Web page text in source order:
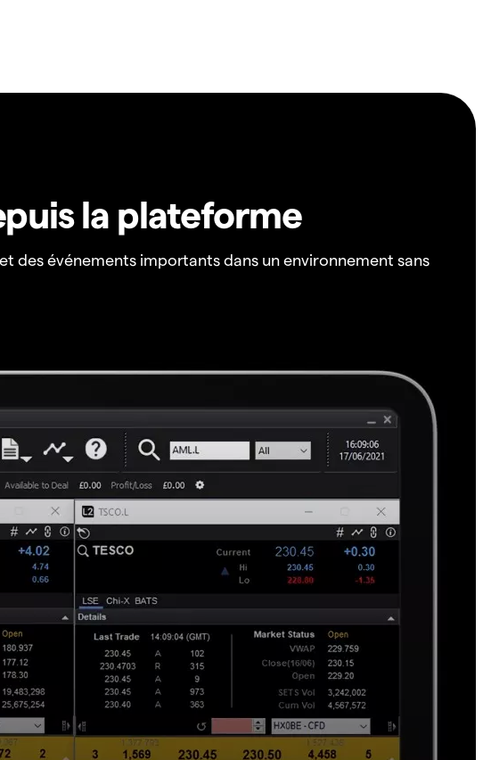
la plateforme
événements importants dans un environnement sans